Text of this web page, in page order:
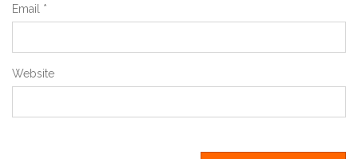
Email *
Website